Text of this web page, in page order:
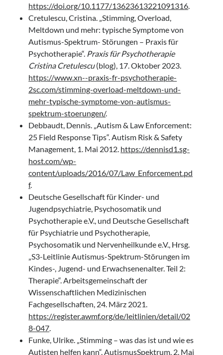
https://doi.org/10.1177/13623613221091316.
Cretulescu, Cristina. „Stimming, Overload,
Meltdown und mehr: typische Symptome von
Autismus-Spektrum- Störungen – Praxis für
Psychotherapie“. Praxis für Psychotherapie
Cristina Cretulescu(blog), 17. Oktober 2023.
https://www.xn--praxis-fr-psychotherapie-
2sc.com/stimming-overload-meltdown-und-
mehr-typische-symptome-von-autismus-
spektrum-stoerungen/.
Debbaudt, Dennis. „Autism & Law Enforcement:
25 Field Response Tips“. Autism Risk & Safety
Management, 1. Mai 2012. https://dennisd1.sg-
host.com/wp-
content/uploads/2016/07/Law_Enforcement.pd
f.
Deutsche Gesellschaft für Kinder- und
Jugendpsychiatrie, Psychosomatik und
Psychotherapie e.V., und Deutsche Gesellschaft
für Psychiatrie und Psychotherapie,
Psychosomatik und Nervenheilkunde e.V., Hrsg.
„S3-Leitlinie Autismus-Spektrum-Störungen im
Kindes-, Jugend- und Erwachsenenalter. Teil 2:
Therapie“. Arbeitsgemeinschaft der
Wissenschaftlichen Medizinischen
Fachgesellschaften, 24. März 2021.
https://register.awmf.org/de/leitlinien/detail/02
8-047.
Funke, Ulrike. „Stimming – was das ist und wie es
Autisten helfen kann“. AutismusSpektrum, 2. Mai